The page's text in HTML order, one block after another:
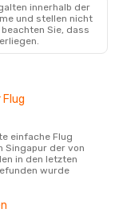
innerhalb der
und stellen nicht
Sie, dass
Singapur der von
in den letzten
wurde